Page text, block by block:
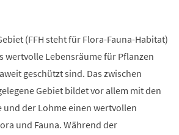
(FFH steht für Flora-Fauna-Habitat)
wertvolle Lebensräume für Pflanzen
geschützt sind. Das zwischen
Gebiet bildet vor allem mit den
und der Lohme einen wertvollen
und Fauna. Während der